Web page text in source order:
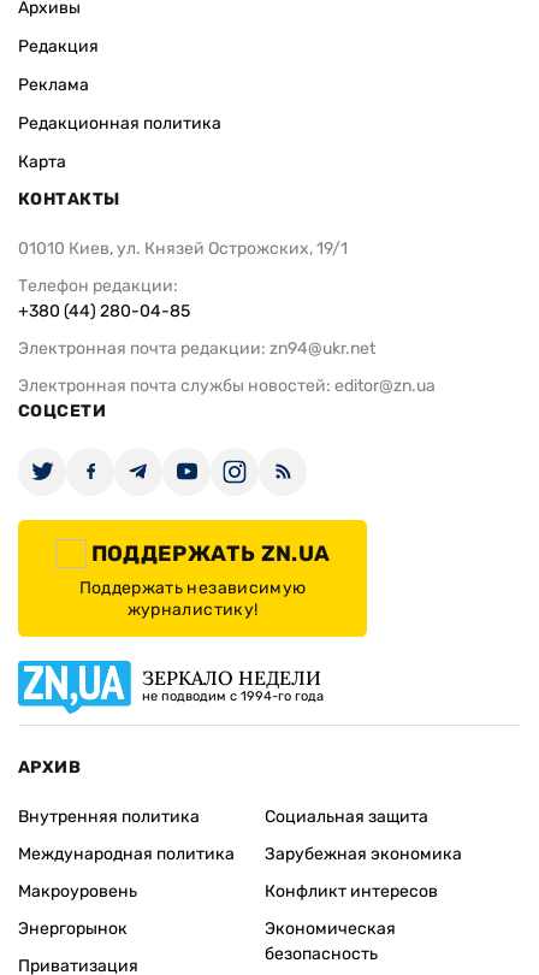
Архивы
Редакция
Реклама
Редакционная политика
Карта
КОНТАКТЫ
01010 Киев, ул. Князей Острожских, 19/1
Телефон редакции:
+380 (44) 280-04-85
Электронная почта редакции: zn94@ukr.net
Электронная почта службы новостей: editor@zn.ua
СОЦСЕТИ
ПОДДЕРЖАТЬ ZN.UA
Поддержать независимую
журналистику!
ЗЕРКАЛО НЕДЕЛИ
не подводим с 1994-го года
АРХИВ
Внутренняя политика
Международная политика
Макроуровень
Энергорынок
Приватизация
Социальная защита
Зарубежная экономика
Конфликт интересов
Экономическая
безопасность